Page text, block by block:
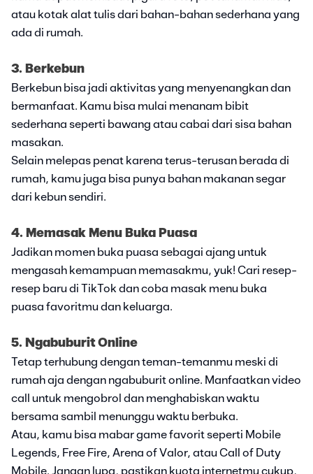
atau kotak alat tulis dari bahan-bahan sederhana yang
ada di rumah.
3. Berkebun
Berkebun bisa jadi aktivitas yang menyenangkan dan
bermanfaat. Kamu bisa mulai menanam bibit
sederhana seperti bawang atau cabai dari sisa bahan
masakan.
Selain melepas penat karena terus-terusan berada di
rumah, kamu juga bisa punya bahan makanan segar
dari kebun sendiri.
4. Memasak Menu Buka Puasa
Jadikan momen buka puasa sebagai ajang untuk
mengasah kemampuan memasakmu, yuk! Cari resep-
resep baru di TikTok dan coba masak menu buka
puasa favoritmu dan keluarga.
5. Ngabuburit Online
Tetap terhubung dengan teman-temanmu meski di
rumah aja dengan ngabuburit online. Manfaatkan video
call untuk mengobrol dan menghabiskan waktu
bersama sambil menunggu waktu berbuka.
Atau, kamu bisa mabar game favorit seperti Mobile
Legends, Free Fire, Arena of Valor, atau Call of Duty
Mobile. Jangan lupa, pastikan kuota internetmu cukup,